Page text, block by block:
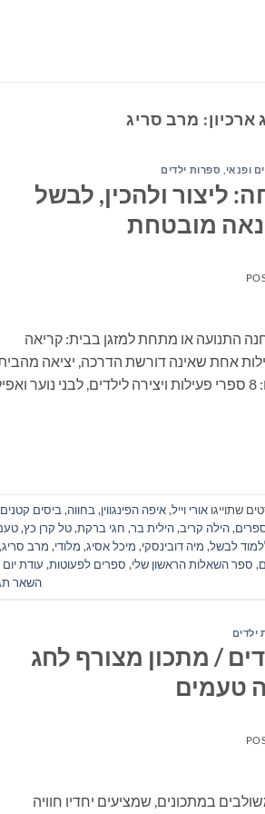
ארכיון: מרב סריג
ופנאי ספרות ילדים
ליצור ולהכין, לבשל
מובטחת
התנועה או מתחת למזגן בבית: קריאה
אחת שאינה דורשת הדרכה, יציאה
ונסיעה, התארגנות ממושכת ואפילו שיחה: קריאת ספרים. וההצעה הפעם: 8 ספרי פעילות ויצירה לילדים, לבני נוער
שתוייגו אורי וייל,איפה הפינגווין, בחווה, ביסים קטנים
,הילה קריב,הילית בר, חגי ברקת,טל קרן כץ,
לבשל, מיה דובינסקי, מיכל אסיג, מלודי, מרב סריג,
, ספר השאלות הראשון שלי, ספרים לפעוטות, עודת יום
השאר
ילדים
/ מתכון מצורף לחג
טעמים
במתכונים, שמציעים יחדיו חוויה